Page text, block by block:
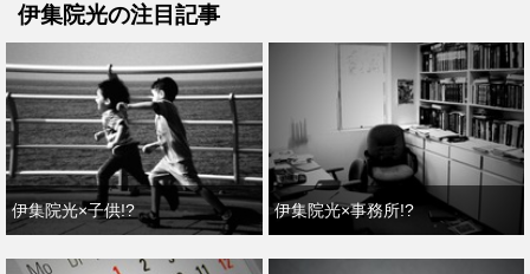
伊集院光の注目記事
伊集院光×子供!? 伊集院光×事務所!?